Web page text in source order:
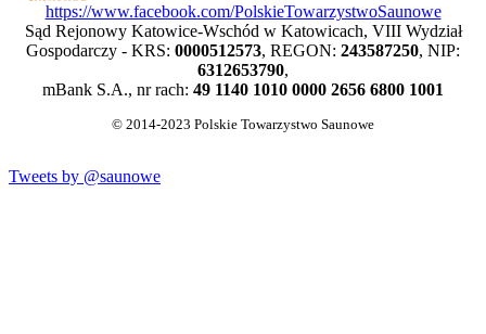
https://www.facebook.com/PolskieTowarzystwoSaunowe
Sąd Rejonowy Katowice-Wschód w Katowicach, VIII Wydział
Gospodarczy - KRS: 0000512573, REGON: 243587250, NIP:
6312653790,
mBank S.A., nr rach: 49 1140 1010 0000 2656 6800 1001
© 2014-2023 Polskie Towarzystwo Saunowe
Tweets by @saunowe